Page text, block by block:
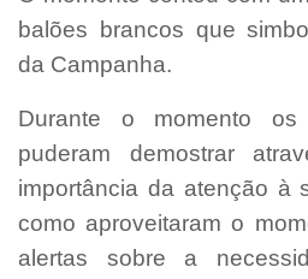
balões brancos que
da Campanha.
Durante o momento
puderam demostrar
importância da atenção à
como aproveitaram o
alertas sobre a